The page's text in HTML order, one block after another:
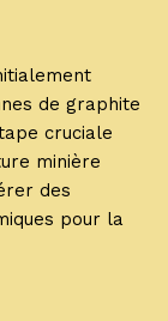
de graphite
cruciale
minière
des
pour la